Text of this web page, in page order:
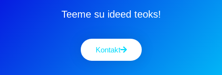
Teeme su ideed teoks!
Kontakt